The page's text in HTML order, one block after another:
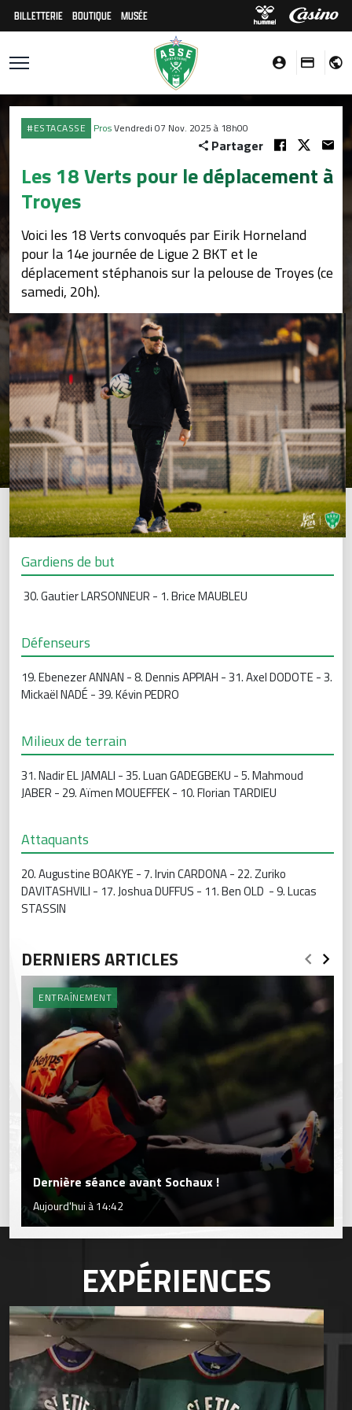
BILLETTERIE BOUTIQUE MUSÉE
#ESTACASSE ProsVendredi 07 Nov. 2025 à 18h00
Partager
Les 18 Verts pour le déplacement à
Troyes
Voici les 18 Verts convoqués par Eirik Horneland
pour la 14e journée de Ligue 2 BKT et le
déplacement stéphanois sur la pelouse de Troyes (ce
samedi, 20h).
Gardiens de but
30. Gautier LARSONNEUR - 1. Brice MAUBLEU
Défenseurs
19. Ebenezer ANNAN - 8. Dennis APPIAH - 31. Axel DODOTE - 3.
Mickaël NADÉ - 39. Kévin PEDRO
Milieux de terrain
31. Nadir EL JAMALI - 35. Luan GADEGBEKU - 5. Mahmoud
JABER - 29. Aïmen MOUEFFEK - 10. Florian TARDIEU
Attaquants
20. Augustine BOAKYE - 7. Irvin CARDONA - 22. Zuriko
DAVITASHVILI - 17. Joshua DUFFUS - 11. Ben OLD - 9. Lucas
STASSIN
DERNIERS ARTICLES
ENTRAÎNEMENT
Dernière séance avant Sochaux !
Aujourd'hui à 14:42
EXPÉRIENCES